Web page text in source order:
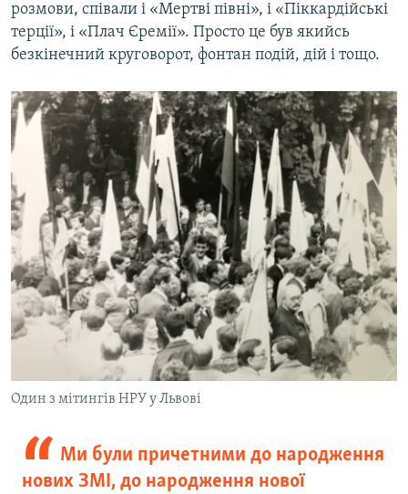
розмови, співали і «Мертві півні», і «Піккардійські
терції», і «Плач Єремії». Просто це був якийсь
безкінечний круговорот, фонтан подій, дій і тощо.
Один з мітингів НРУ у Львові
Ми були причетними до народження
нових ЗМІ, до народження нової